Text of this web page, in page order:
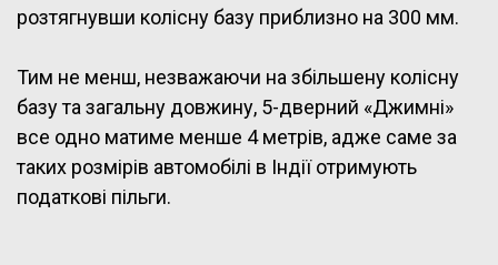
розтягнувши колісну базу приблизно на 300 мм.
Тим не менш, незважаючи на збільшену колісну
базу та загальну довжину, 5-дверний «Джимні»
все одно матиме менше 4 метрів, адже саме за
таких розмірів автомобілі в Індії отримують
податкові пільги.